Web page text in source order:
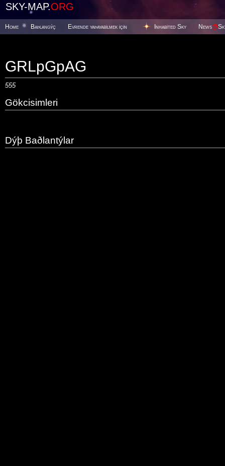
SKY-MAP.ORG
Home Baþlangýç Evrende yaþayabilmek için Inhabited Sky News@
GRLpGpAG
555
Gökcisimleri
Dýþ Baðlantýlar